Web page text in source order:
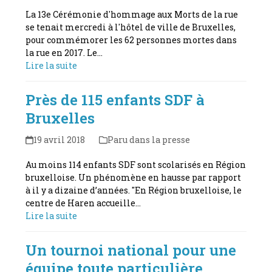
La 13e Cérémonie d'hommage aux Morts de la rue
se tenait mercredi à l'hôtel de ville de Bruxelles,
pour commémorer les 62 personnes mortes dans
la rue en 2017. Le…
Lire la suite
Près de 115 enfants SDF à
Bruxelles
19 avril 2018 Paru dans la presse
Au moins 114 enfants SDF sont scolarisés en Région
bruxelloise. Un phénomène en hausse par rapport
à il y a dizaine d’années. "En Région bruxelloise, le
centre de Haren accueille…
Lire la suite
Un tournoi national pour une